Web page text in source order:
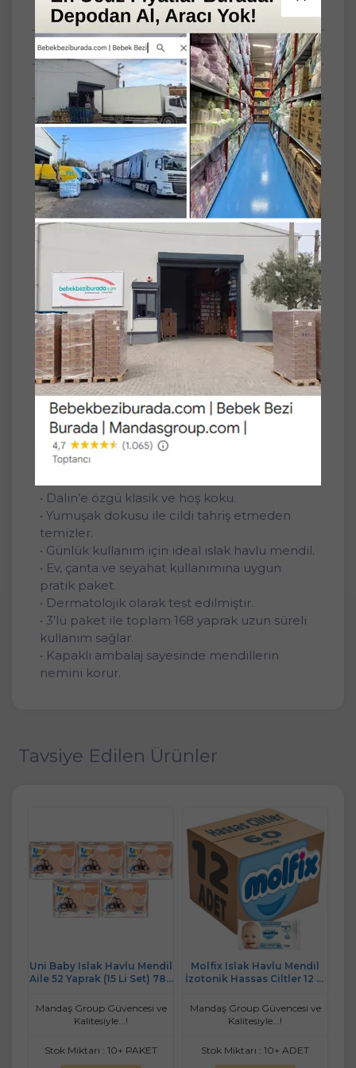
Tüm Yorumlar
Tüm Sorular
Anket
Paket İçeriği/Set 9'lu
Yaprak Adeti 504
Akıllı Kapak Yapışkan Bant
Dalin Islak Havlu Mendil Klasik 56 Yaprak 9 Lu
Dalin Islak Havlu Mendil Klasik, bebeklerin
hassas cildine uygun olarak geliştirilmiş nazik
formülüyle günlük temizlik ve bakımda
güvenle kullanılabilir. Yumuşak dokusu
sayesinde cildi tahriş etmeden temizlerken,
Dalin’in klasik kokusu ile ferahlık hissi bırakır.
Pratik ambalajı sayesinde evde, dışarıda ve
seyahatlerde kolay kullanım sunar.
Özellikler ve Faydaları
• Bebeklerin hassas cildine uygun nazik
• Dalin’e özgü klasik ve hoş koku.
• Yumuşak dokusu ile cildi tahriş etmeden
temizler.
• Günlük kullanım için ideal ıslak havlu mendil.
• Ev, çanta ve seyahat kullanımına uygun
pratik paket.
• Dermatolojik olarak test edilmiştir.
• 3’lü paket ile toplam 168 yaprak uzun süreli
kullanım sağlar.
• Kapaklı ambalaj sayesinde mendillerin
nemini korur.
Tavsiye Edilen Ürünler
Molfix Islak Havlu Mendil
İzotonik Hassas Ciltler 12 Li
Kapaklı
Mandaş Group Güvencesi ve
Kalitesiyle...!
Stok Miktarı : 10+ ADET
Dalin Islak Havlu Mendil
Klasik 56 Yaprak 36 Lı Set
Mandaş Group Güvencesi ve
Kalitesiyle...!
Stok Miktarı : 10+ ADET